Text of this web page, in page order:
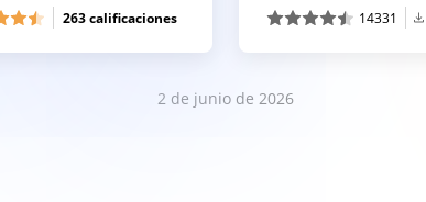
263 calificaciones
14331
2 de junio de 2026